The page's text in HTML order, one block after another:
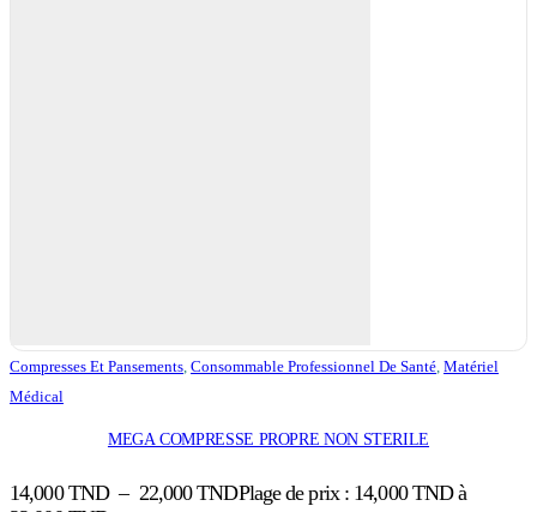
Compresses Et Pansements Consommable Professionnel De Santé Matériel
Médical
MEGA COMPRESSE PROPRE NON STERILE
14,000TND – 22,000TNDPlage de prix : 14,000 TND à